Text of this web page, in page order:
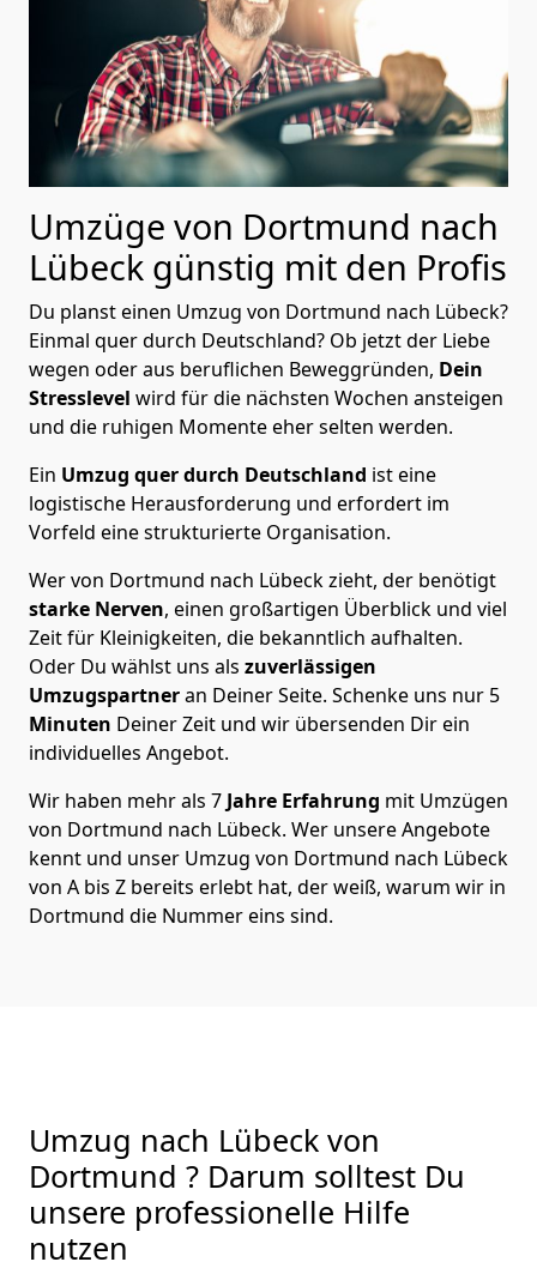
Umzüge von Dortmund nach
Lübeck günstig mit den Profis
Du planst einen Umzug von Dortmund nach Lübeck?
Einmal quer durch Deutschland? Ob jetzt der Liebe
wegen oder aus beruflichen Beweggründen, Dein
Stresslevel wird für die nächsten Wochen ansteigen
und die ruhigen Momente eher selten werden.
Ein Umzug quer durch Deutschland ist eine
logistische Herausforderung und erfordert im
Vorfeld eine strukturierte Organisation.
Wer von Dortmund nach Lübeck zieht, der benötigt
starke Nerven, einen großartigen Überblick und viel
Zeit für Kleinigkeiten, die bekanntlich aufhalten.
Oder Du wählst uns als zuverlässigen
Umzugspartneran Deiner Seite. Schenke uns nur 5
Minuten Deiner Zeit und wir übersenden Dir ein
individuelles Angebot.
Wir haben mehr als 7 Jahre Erfahrung mit Umzügen
von Dortmund nach Lübeck. Wer unsere Angebote
kennt und unser Umzug von Dortmund nach Lübeck
von A bis Z bereits erlebt hat, der weiß, warum wir in
Dortmund die Nummer eins sind.
Umzug nach Lübeck von
Dortmund ? Darum solltest Du
unsere professionelle Hilfe
nutzen